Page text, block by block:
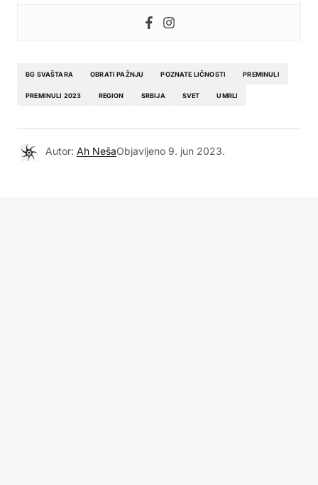
BG SVAŠTARA OBRATI PAŽNJU POZNATE LIČNOSTI PREMINULI
PREMINULI 2023 REGION SRBIJA SVET UMRLI
Autor: Ah NešaObjavljeno 9. jun 2023.